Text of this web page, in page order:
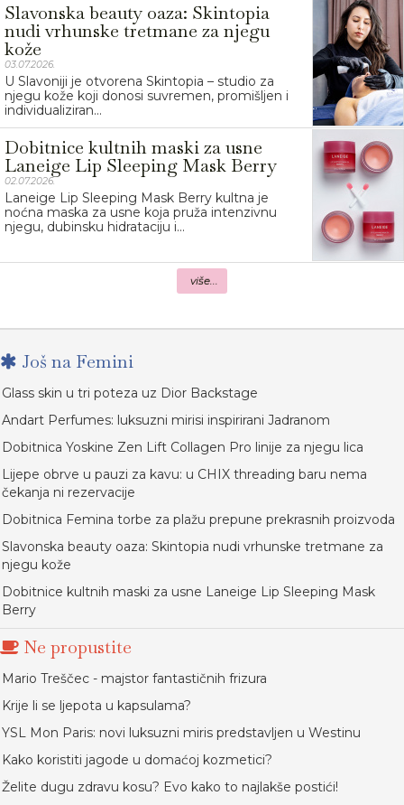
Slavonska beauty oaza: Skintopia
nudi vrhunske tretmane za njegu
kože
03.07.2026.
U Slavoniji je otvorena Skintopia – studio za
njegu kože koji donosi suvremen, promišljen i
individualiziran...
Dobitnice kultnih maski za usne
Laneige Lip Sleeping Mask Berry
02.07.2026.
Laneige Lip Sleeping Mask Berry kultna je
noćna maska za usne koja pruža intenzivnu
njegu, dubinsku hidrataciju i...
više...
Još na Femini
Glass skin u tri poteza uz Dior Backstage
Andart Perfumes: luksuzni mirisi inspirirani Jadranom
Dobitnica Yoskine Zen Lift Collagen Pro linije za njegu lica
Lijepe obrve u pauzi za kavu: u CHIX threading baru nema
čekanja ni rezervacije
Dobitnica Femina torbe za plažu prepune prekrasnih proizvoda
Slavonska beauty oaza: Skintopia nudi vrhunske tretmane za
njegu kože
Dobitnice kultnih maski za usne Laneige Lip Sleeping Mask
Berry
Ne propustite
Mario Treščec - majstor fantastičnih frizura
Krije li se ljepota u kapsulama?
YSL Mon Paris: novi luksuzni miris predstavljen u Westinu
Kako koristiti jagode u domaćoj kozmetici?
Želite dugu zdravu kosu? Evo kako to najlakše postići!